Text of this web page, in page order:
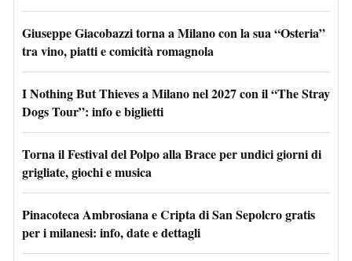
Giuseppe Giacobazzi torna a Milano con la sua “Osteria”
tra vino, piatti e comicità romagnola
I Nothing But Thieves a Milano nel 2027 con il “The Stray
Dogs Tour”: info e biglietti
Torna il Festival del Polpo alla Brace per undici giorni di
grigliate, giochi e musica
Pinacoteca Ambrosiana e Cripta di San Sepolcro gratis
per i milanesi: info, date e dettagli